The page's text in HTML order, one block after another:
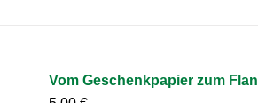
Vom Geschenkpapier zum